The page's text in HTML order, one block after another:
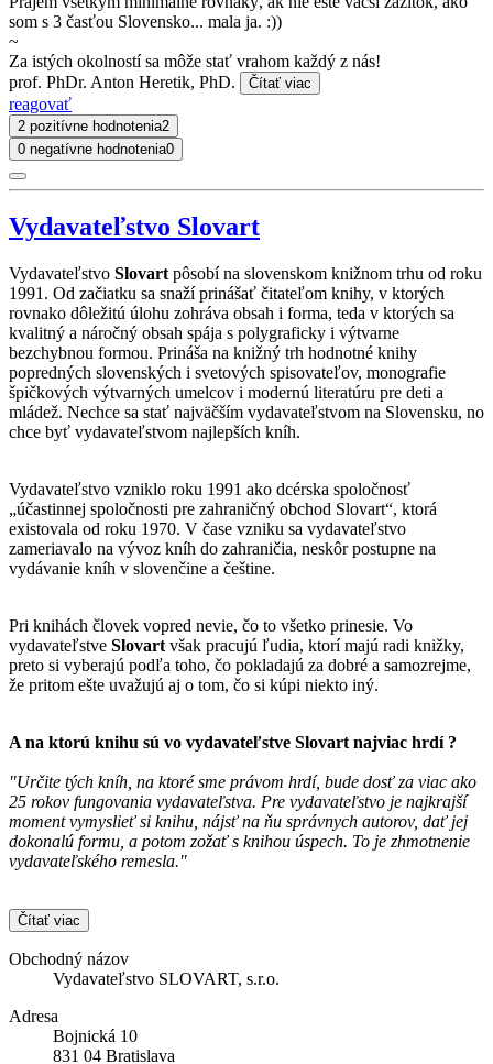
som s 3 časťou Slovensko... mala ja. :))
~
Za istých okolností sa môže stať vrahom každý z nás!
prof. PhDr. Anton Heretik, PhD.
Čítať viac
reagovať
2 pozitívne hodnotenia2
0 negatívne hodnotenia0
Vydavateľstvo Slovart
Vydavateľstvo Slovart pôsobí na slovenskom knižnom trhu od roku
1991. Od začiatku sa snaží prinášať čitateľom knihy, v ktorých
rovnako dôležitú úlohu zohráva obsah i forma, teda v ktorých sa
kvalitný a náročný obsah spája s polygraficky i výtvarne
bezchybnou formou. Prináša na knižný trh hodnotné knihy
popredných slovenských i svetových spisovateľov, monografie
špičkových výtvarných umelcov i modernú literatúru pre deti a
mládež. Nechce sa stať najväčším vydavateľstvom na Slovensku, no
chce byť vydavateľstvom najlepších kníh.
Vydavateľstvo vzniklo roku 1991 ako dcérska spoločnosť
„účastinnej spoločnosti pre zahraničný obchod Slovart“, ktorá
existovala od roku 1970. V čase vzniku sa vydavateľstvo
zameriavalo na vývoz kníh do zahraničia, neskôr postupne na
vydávanie kníh v slovenčine a češtine.
Pri knihách človek vopred nevie, čo to všetko prinesie. Vo
vydavateľstve Slovart však pracujú ľudia, ktorí majú radi knižky,
preto si vyberajú podľa toho, čo pokladajú za dobré a samozrejme,
že pritom ešte uvažujú aj o tom, čo si kúpi niekto iný.
A na ktorú knihu sú vo vydavateľstve Slovart najviac hrdí ?
"Určite tých kníh, na ktoré sme právom hrdí, bude dosť za viac ako
25 rokov fungovania vydavateľstva. Pre vydavateľstvo je najkrajší
moment vymyslieť si knihu, nájsť na ňu správnych autorov, dať jej
dokonalú formu, a potom zožať s knihou úspech. To je zhmotnenie
vydavateľského remesla."
Čítať viac
Obchodný názov
Vydavateľstvo SLOVART, s.r.o.
Adresa
Bojnická 10
831 04 Bratislava